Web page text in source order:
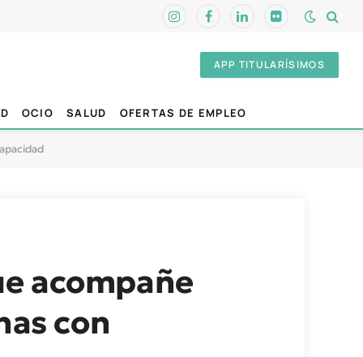
InstagramFacebookLinkedInFlickr
APP TITULARÍSIMOS
OCIO SALUD OFERTAS DE EMPLEO
acompañe
con